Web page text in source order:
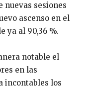
nuevas sesiones
ascenso en el
ya al 90,36 %.
notable el
en las
incontables los